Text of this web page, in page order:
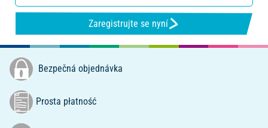
Zaregistrujte se nyní
Bezpečná objednávka
Prosta płatność